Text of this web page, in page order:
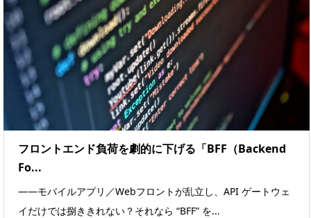
フロントエンド負荷を劇的に下げる「BFF（Backend
Fo...
――モバイルアプリ／Webフロントが乱立し、API ゲートウェ
イだけでは捌ききれない？それなら “BFF” を...